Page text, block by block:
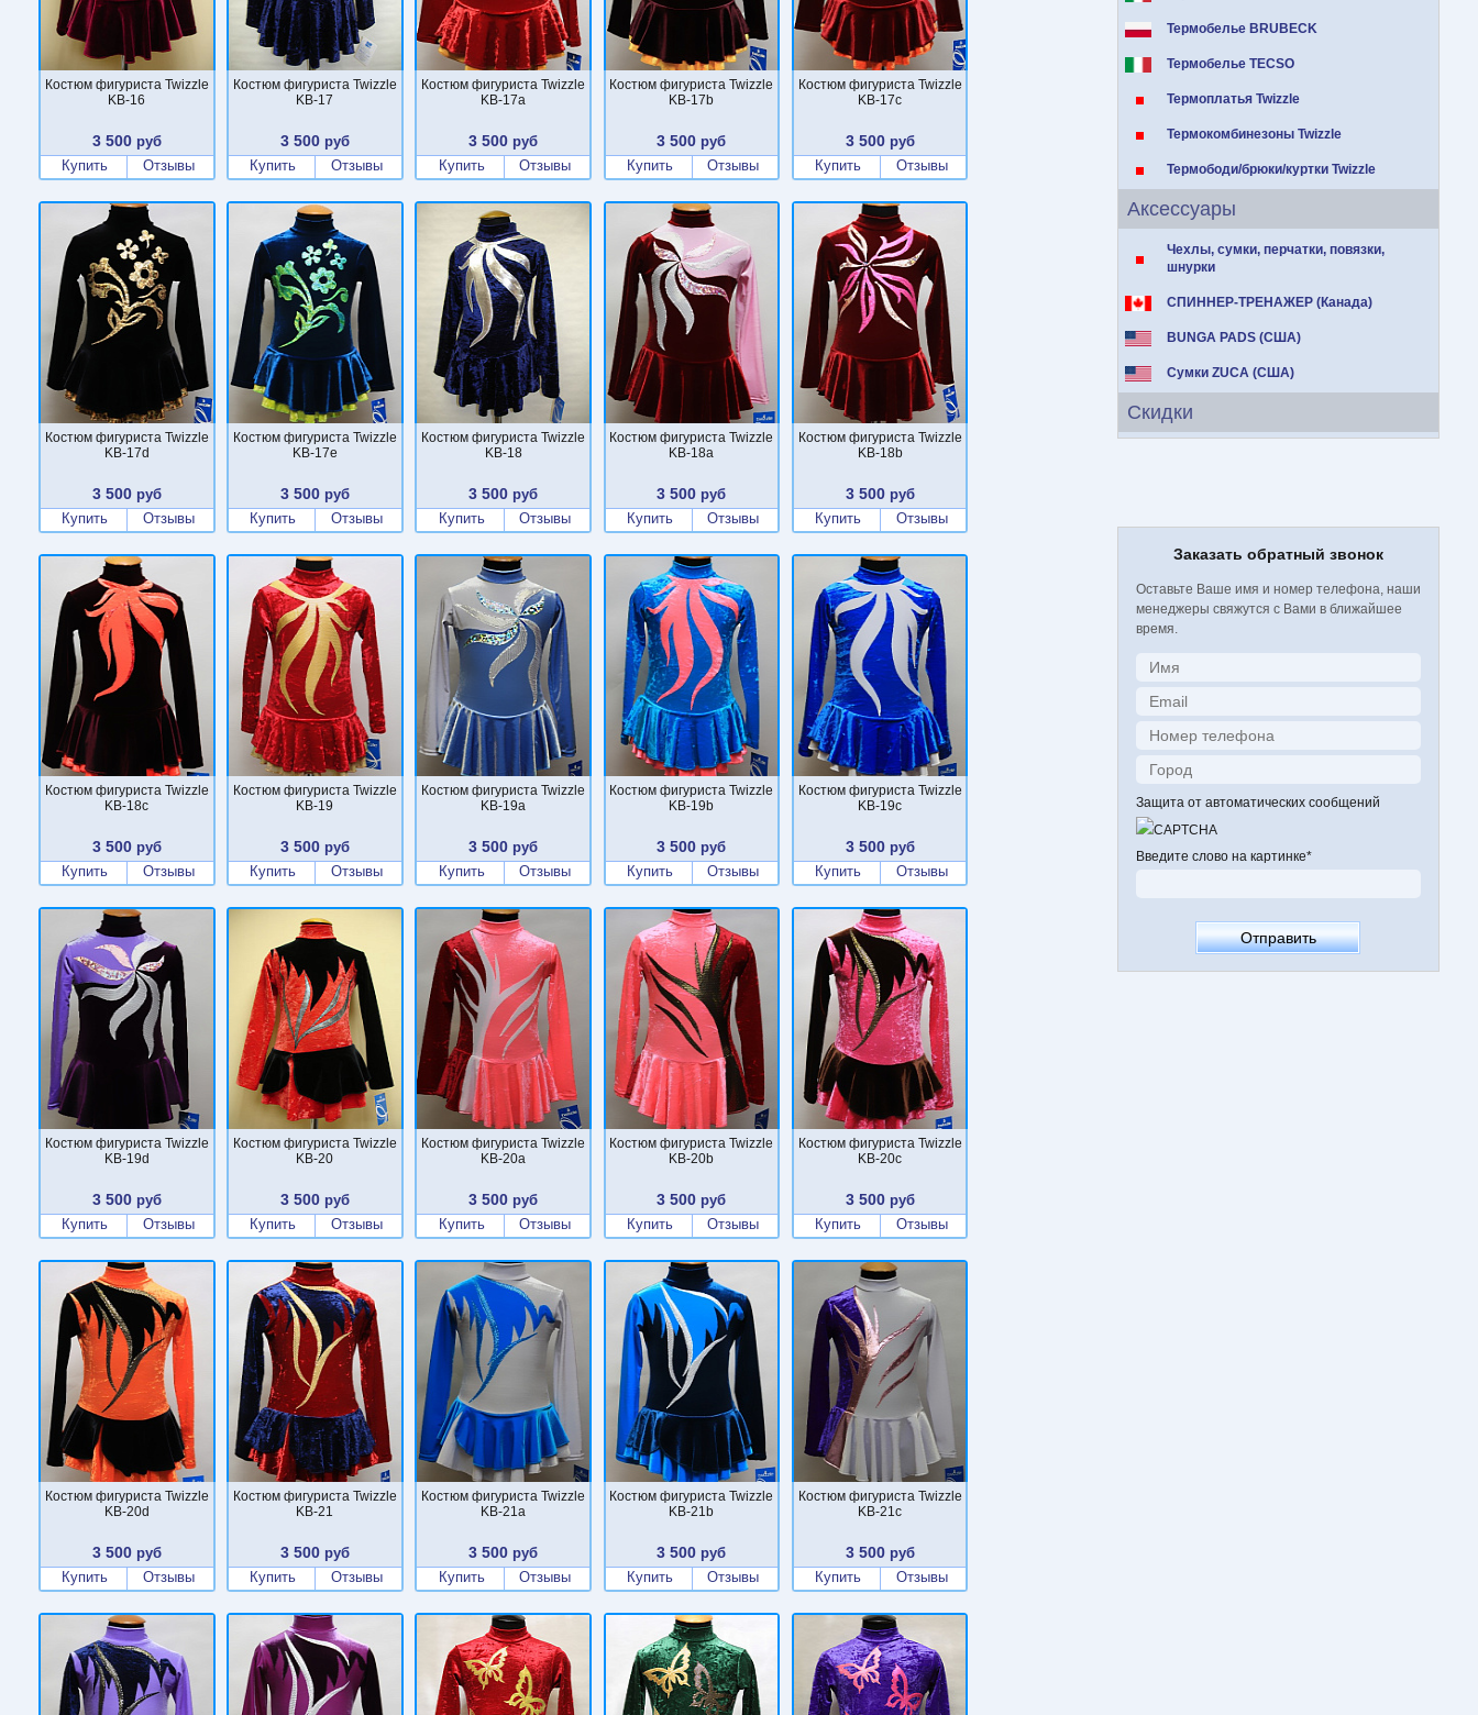
Термобелье BRUBECK
Термобелье TECSO
Термоплатья Twizzle
Термокомбинезоны Twizzle
Термободи/брюки/куртки Twizzle
Аксессуары
Чехлы, сумки, перчатки, повязки,
шнурки
СПИННЕР-ТРЕНАЖЕР (Канада)
BUNGA PADS (США)
Сумки ZUCA (США)
Скидки
Заказать обратный звонок
Оставьте Ваше имя и номер телефона, наши
менеджеры свяжутся с Вами в ближайшее
время.
Защита от автоматических сообщений
Введите слово на картинке*
Костюм фигуриста Twizzle
KB-16
3 500руб
Купить
Отзывы
Костюм фигуриста Twizzle
KB-17
3 500руб
Купить
Отзывы
Костюм фигуриста Twizzle
KB-17a
3 500 руб
Купить
Отзывы
Костюм фигуриста Twizzle
KB-17b
3 500 руб
Купить
Отзывы
Костюм фигуриста Twizzle
KB-17c
3 500руб
Купить
Отзывы
Костюм фигуриста Twizzle
KB-17d
3 500руб
Купить
Отзывы
Костюм фигуриста Twizzle
KB-17e
3 500руб
Купить
Отзывы
Костюм фигуриста Twizzle
KB-18
3 500 руб
Купить
Отзывы
Костюм фигуриста Twizzle
KB-18a
3 500 руб
Купить
Отзывы
Костюм фигуриста Twizzle
KB-18b
3 500руб
Купить
Отзывы
Костюм фигуриста Twizzle
KB-18c
3 500руб
Купить
Отзывы
Костюм фигуриста Twizzle
KB-19
3 500руб
Купить
Отзывы
Костюм фигуриста Twizzle
KB-19a
3 500 руб
Купить
Отзывы
Костюм фигуриста Twizzle
KB-19b
3 500 руб
Купить
Отзывы
Костюм фигуриста Twizzle
KB-19c
3 500руб
Купить
Отзывы
Костюм фигуриста Twizzle
KB-19d
3 500руб
Купить
Отзывы
Костюм фигуриста Twizzle
KB-20
3 500руб
Купить
Отзывы
Костюм фигуриста Twizzle
KB-20a
3 500 руб
Купить
Отзывы
Костюм фигуриста Twizzle
KB-20b
3 500 руб
Купить
Отзывы
Костюм фигуриста Twizzle
KB-20c
3 500руб
Купить
Отзывы
Костюм фигуриста Twizzle
KB-20d
3 500руб
Купить
Отзывы
Костюм фигуриста Twizzle
KB-21
3 500руб
Купить
Отзывы
Костюм фигуриста Twizzle
KB-21a
3 500 руб
Купить
Отзывы
Костюм фигуриста Twizzle
KB-21b
3 500 руб
Купить
Отзывы
Костюм фигуриста Twizzle
KB-21c
3 500руб
Купить
Отзывы